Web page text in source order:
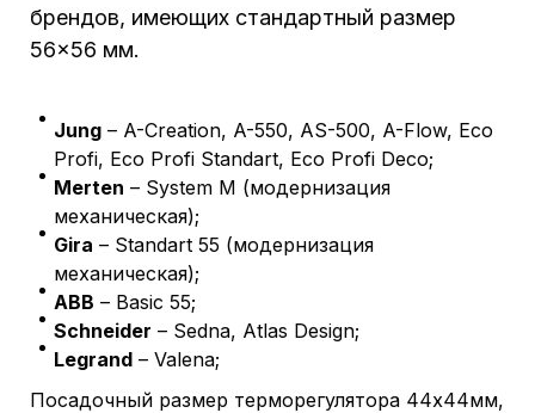
брендов, имеющих стандартный размер
56×56 мм.
Jung – A-Creation, A-550, AS-500, A-Flow, Eco
Profi, Eco Profi Standart, Eco Profi Deco;
Merten – System M (модернизация
механическая);
Gira – Standart 55 (модернизация
механическая);
ABB – Basic 55;
Schneider – Sedna, Atlas Design;
Legrand – Valena;
Посадочный размер терморегулятора 44х44мм,